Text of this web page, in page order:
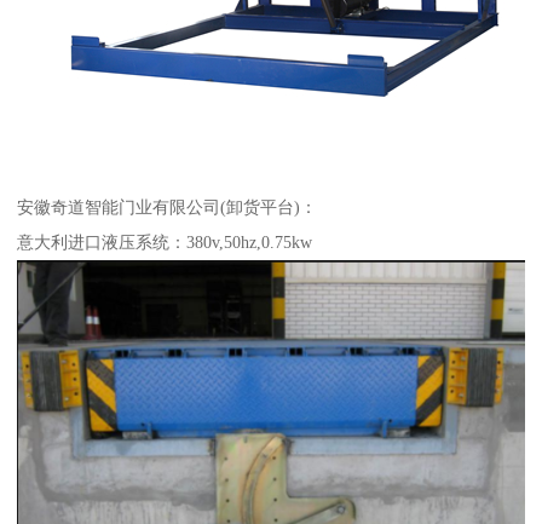
安徽奇道智能门业有限公司(卸货平台)：
意大利进口液压系统：380v,50hz,0.75kw